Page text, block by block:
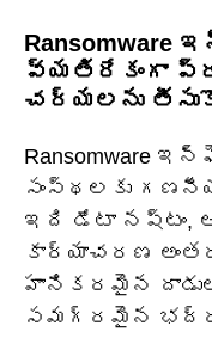
వ్యతిరేకంగా
చర్యలను
Ransomware
సంస్థలకు
ఇది డేటా నష్టం,
కార్యాచరణ
హానికరమైన
సమగ్రమైన